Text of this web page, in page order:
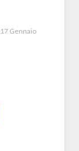
17 Gennaio